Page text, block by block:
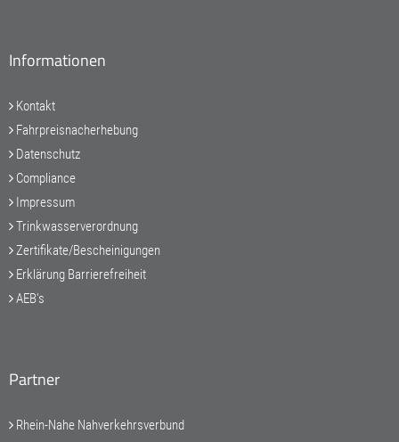
Informationen
Kontakt
Fahrpreisnacherhebung
Datenschutz
Compliance
Impressum
Trinkwasserverordnung
Zertifikate/Bescheinigungen
Erklärung Barrierefreiheit
AEB's
Partner
Rhein-Nahe Nahverkehrsverbund